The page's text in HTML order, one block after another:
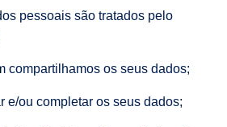
pessoais são tratados pelo
compartilhamos os seus dados;
e/ou completar os seus dados;